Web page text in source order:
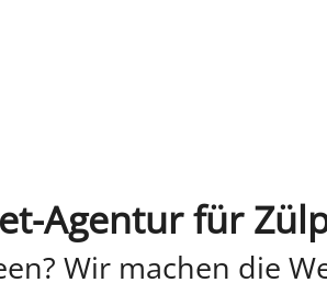
Agentur für
Wir machen die